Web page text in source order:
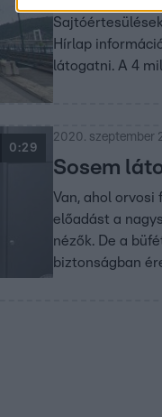
Hírlap
látogatni. A 4
0:29
2020. szeptember
Sosem
Van, ahol
előadást a
nézők. De a
biztonságban